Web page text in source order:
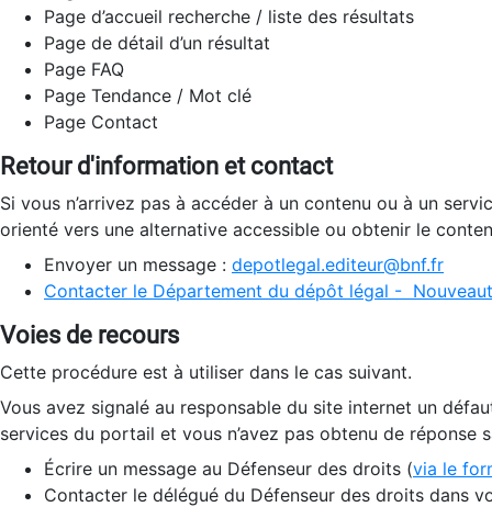
Page d’accueil recherche / liste des résultats
Page de détail d’un résultat
Page FAQ
Page Tendance / Mot clé
Page Contact
Retour d'information et contact
Si vous n’arrivez pas à accéder à un contenu ou à un
orienté vers une alternative accessible ou obtenir le
Envoyer un message : depotlegal.editeur@bnf.fr
Contacter le Département du dépôt légal -
Voies de recours
Cette procédure est à utiliser dans le cas suivant.
Vous avez signalé au responsable du site internet un
services du portail et vous n’avez pas obtenu de réponse
Écrire un message au Défenseur des droits (via le
Contacter le délégué du Défenseur des droits dans